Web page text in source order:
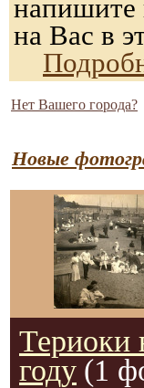
напишите
на Вас в
Нет Вашего города?
Новые
Териоки
году (1